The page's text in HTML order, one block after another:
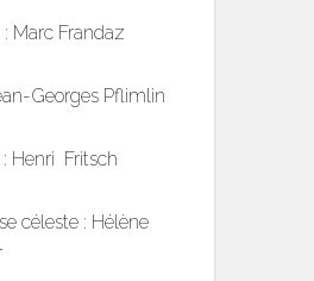
Marc Frandaz
Georges Pflimlin
Henri Fritsch
céleste : Hélène